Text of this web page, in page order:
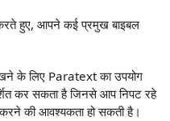
हुए, आपने कई प्रमुख बाइबल
के लिए Paratext का उपयोग
कर सकता है जिनसे आप निपट रहे
की आवश्यकता हो सकती है।